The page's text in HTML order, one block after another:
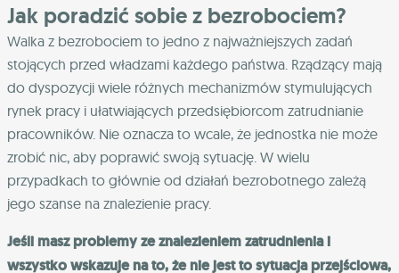
Jak poradzić sobie z bezrobociem?
Walka z bezrobociem to jedno z najważniejszych zadań
stojących przed władzami każdego państwa. Rządzący mają
do dyspozycji wiele różnych mechanizmów stymulujących
rynek pracy i ułatwiających przedsiębiorcom zatrudnianie
pracowników. Nie oznacza to wcale, że jednostka nie może
zrobić nic, aby poprawić swoją sytuację. W wielu
przypadkach to głównie od działań bezrobotnego zależą
jego szanse na znalezienie pracy.
Jeśli masz problemy ze znalezieniem zatrudnienia i
wszystko wskazuje na to, że nie jest to sytuacja przejściowa,